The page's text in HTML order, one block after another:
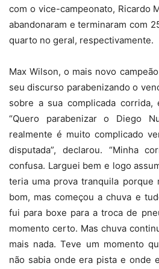
com o vice-campeonato, Ricardo
abandonaram e terminaram com
quarto no geral, respectivamente.
Max Wilson, o mais novo
seu discurso parabenizando o
sobre a sua complicada
“Quero parabenizar o Diego
realmente é muito complicado
disputada”, declarou. “Minha
confusa. Larguei bem e logo
teria uma prova tranquila porque
bom, mas começou a chuva e
fui para boxe para a troca de
momento certo. Mas chuva
mais nada. Teve um momento
não sabia onde era pista e onde